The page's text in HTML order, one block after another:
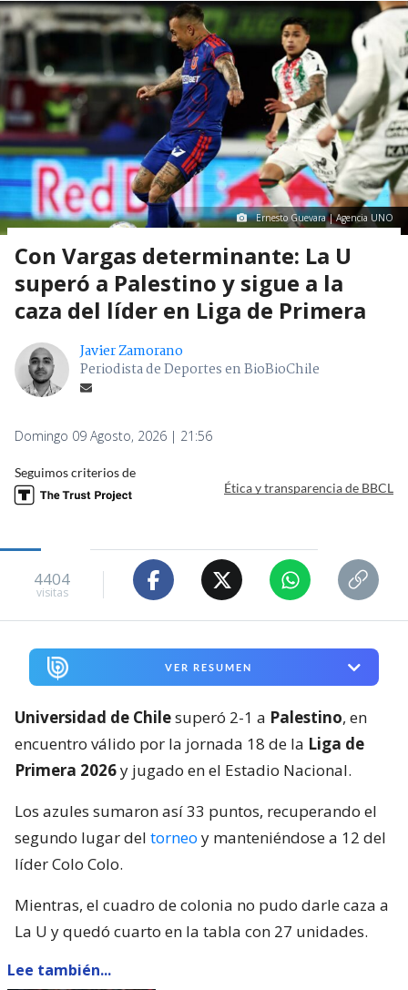
Ernesto Guevara | Agencia UNO
Con Vargas determinante: La U
superó a Palestino y sigue a la
caza del líder en Liga de Primera
Javier Zamorano
Periodista de Deportes en BioBioChile
Domingo 09 Agosto, 2026 | 21:56
Seguimos criterios de
Ética y transparencia de BBCL
4404
visitas
VER RESUMEN
Universidad de Chilesuperó 2-1 a Palestino, en
encuentro válido por la jornada 18 de la Liga de
Primera 2026y jugado en el Estadio Nacional.
Los azules sumaron así 33 puntos, recuperando el
segundo lugar del torneo y manteniéndose a 12 del
líder Colo Colo.
Mientras, el cuadro de colonia no pudo darle caza a
La U y quedó cuarto en la tabla con 27 unidades.
Lee también...